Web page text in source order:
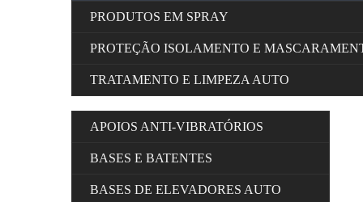
PRODUTOS EM SPRAY
PROTEÇÃO ISOLAMENTO E
TRATAMENTO E LIMPEZA AUTO
APOIOS ANTI-VIBRATÓRIOS
BASES E BATENTES
BASES DE ELEVADORES AUTO